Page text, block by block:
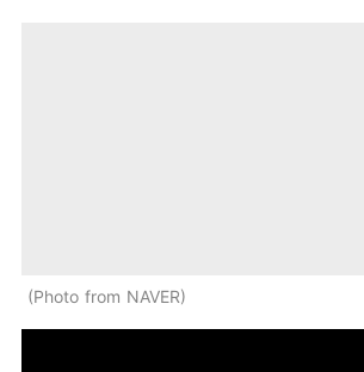
Photo from NAVER